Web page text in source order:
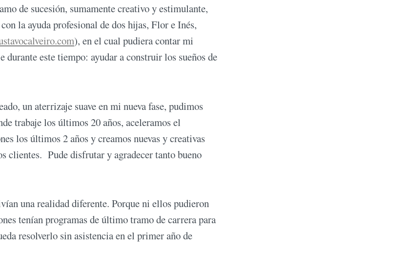
de sucesión, sumamente creativo y estimulante,
la ayuda profesional de dos hijas, Flor e Inés,
), en el cual pudiera contar mi
este tiempo: ayudar a construir los sueños de
un aterrizaje suave en mi nueva fase, pudimos
trabaje los últimos 20 años, aceleramos el
los últimos 2 años y creamos nuevas y creativas
clientes. Pude disfrutar y agradecer tanto bueno
una realidad diferente. Porque ni ellos pudieron
tenían programas de último tramo de carrera para
resolverlo sin asistencia en el primer año de